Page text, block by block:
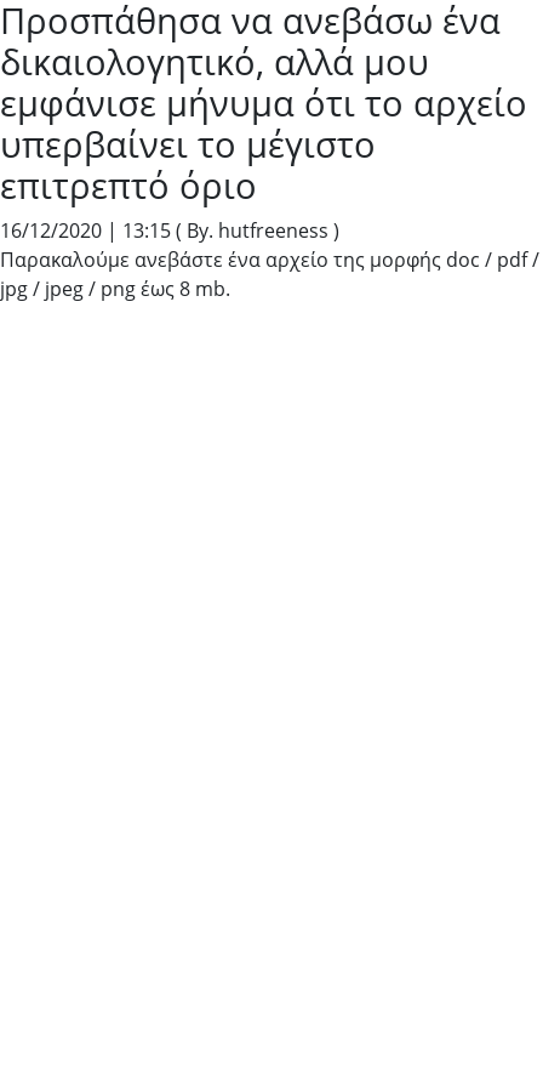
Προσπάθησα να ανεβάσω ένα
δικαιολογητικό, αλλά μου
εμφάνισε μήνυμα ότι το αρχείο
υπερβαίνει το μέγιστο
επιτρεπτό όριο
16/12/2020 | 13:15( By. hutfreeness )
Παρακαλούμε ανεβάστε ένα αρχείο της μορφής doc / pdf /
jpg / jpeg / png έως 8 mb.